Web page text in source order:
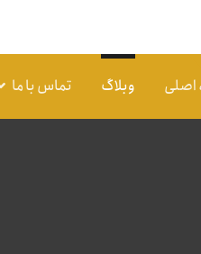
وبلاگ تماس با ما